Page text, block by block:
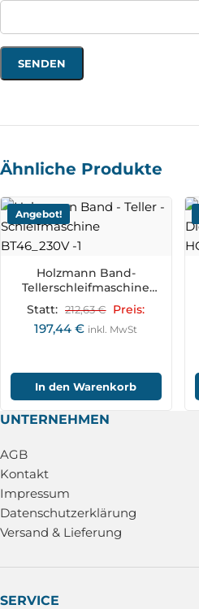
Ähnliche Produkte
Angebot!
Holzmann Band-
Tellerschleifmaschine
Statt: 212,63€ Preis:
197,44€ inkl. MwSt
In den Warenkorb
UNTERNEHMEN
AGB
Kontakt
Impressum
Datenschutzerklärung
Versand & Lieferung
SERVICE